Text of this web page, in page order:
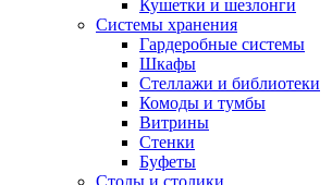
Кушетки и шезлонги
Системы хранения
Гардеробные системы
Шкафы
Стеллажи и библиотеки
Комоды и тумбы
Витрины
Стенки
Буфеты